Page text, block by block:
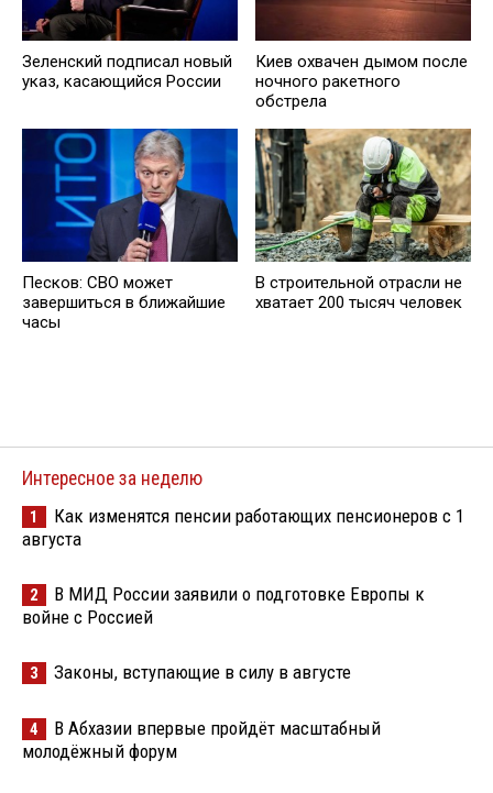
Зеленский подписал новый
указ, касающийся России
Киев охвачен дымом после
ночного ракетного
обстрела
Песков: СВО может
завершиться в ближайшие
часы
В строительной отрасли не
хватает 200 тысяч человек
Интересное за неделю
1
Как изменятся пенсии работающих пенсионеров с 1
августа
2
В МИД России заявили о подготовке Европы к
войне с Россией
3 Законы, вступающие в силу в августе
4
В Абхазии впервые пройдёт масштабный
молодёжный форум